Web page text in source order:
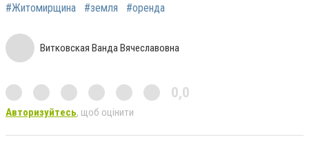
#Житомирщина #земля #оренда
Витковская Ванда Вячеславовна
0,0
Авторизуйтесь, щоб оцінити